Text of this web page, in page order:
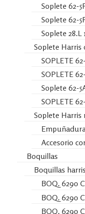
Soplete 62-
Soplete 62-
Soplete 28.L
Soplete Harris
SOPLETE
SOPLETE
Soplete 62-
SOPLETE
Soplete Harris
Accesorio
Boquillas
Boquillas
BOQ. 6290
BOQ. 6290
BOQ. 6290